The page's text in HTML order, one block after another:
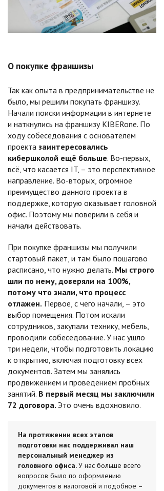
О покупке франшизы
Так как опыта в предпринимательстве не
было, мы решили покупать франшизу.
Начали поиски информации в интернете
и наткнулись на франшизу KIBERone. По
ходу собеседования с основателем
проекта заинтересовались
кибершколой ещё больше. Во-первых,
всё, что касается IT, – это перспективное
направление. Во-вторых, огромное
преимущество данного проекта в
поддержке, которую оказывает головной
офис. Поэтому мы поверили в себя и
начали действовать.
При покупке франшизы мы получили
стартовый пакет, и там было пошагово
расписано, что нужно делать. Мы строго
шли по нему, доверяли на 100%,
потому что знали, что процесс
отлажен. Первое, с чего начали, – это
выбор помещения. Потом искали
сотрудников, закупали технику, мебель,
проводили собеседование. У нас ушло
три недели, чтобы подготовить локацию
к открытию, включая подготовку всех
документов. Затем мы занялись
продвижением и проведением пробных
занятий. В первый месяц мы заключили
72 договора. Это очень вдохновило.
На протяжении всех этапов
подготовки нас поддерживал наш
персональный менеджер из
головного офиса.У нас больше всего
вопросов было по оформлению
документов в налоговой и подобное –